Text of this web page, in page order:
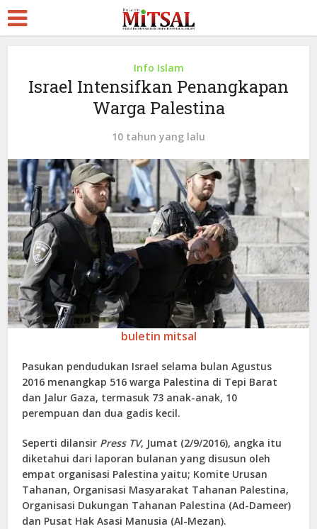
Info Islam
Israel Intensifkan Penangkapan
Warga Palestina
10 tahun yang lalu
buletin mitsal
Pasukan pendudukan Israel selama bulan Agustus
2016 menangkap 516 warga Palestina di Tepi Barat
dan Jalur Gaza, termasuk 73 anak-anak, 10
perempuan dan dua gadis kecil.
Seperti dilansir Press TV, Jumat (2/9/2016), angka itu
diketahui dari laporan bulanan yang disusun oleh
empat organisasi Palestina yaitu; Komite Urusan
Tahanan, Organisasi Masyarakat Tahanan Palestina,
Organisasi Dukungan Tahanan Palestina (Ad-Dameer)
dan Pusat Hak Asasi Manusia (Al-Mezan).